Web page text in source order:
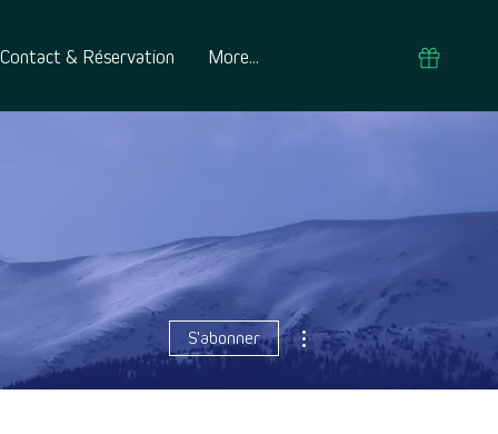
Contact & Réservation More...
S'abonner
Plus d'actions